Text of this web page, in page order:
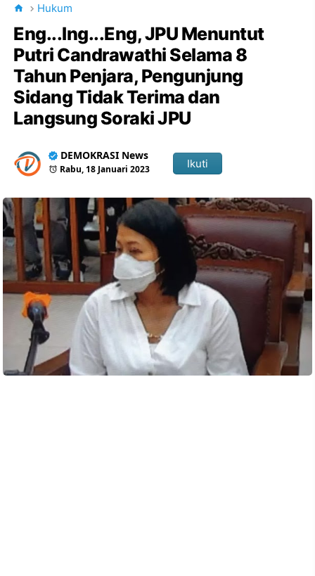
Hukum
Eng...Ing...Eng, JPU Menuntut
Putri Candrawathi Selama 8
Tahun Penjara, Pengunjung
Sidang Tidak Terima dan
Langsung Soraki JPU
DEMOKRASI News
Rabu, 18 Januari 2023 Ikuti